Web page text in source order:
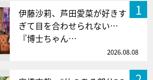
1
伊藤沙莉、芦田愛菜が好きす
ぎて目を合わせられない…
『博士ちゃん…
2026.08.08